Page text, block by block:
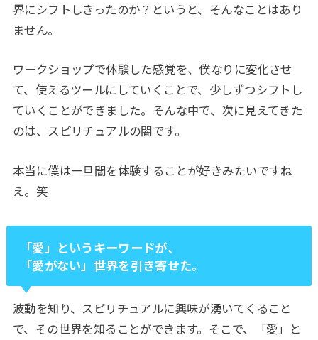
界にシフトしきったのか？というと、そんなことはあり
ません。
ワークショップで体験した感覚を、僕なりに変化させ
て、使えるツールにしていくことで、少しずつシフトし
ていくことができました。そんな中で、次に見えてきた
のは、スピリチュアルの闇です。
本当に僕は一旦闇を体験することが好きみたいですね
え。笑
「愛」というキーワードが、
「愛がない」世界を引き寄せた。
波動を知り、スピリチュアルに興味が湧いてくること
で、その世界を知ることができます。そこで、「愛」と